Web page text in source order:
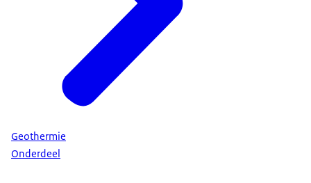
Geothermie
Onderdeel